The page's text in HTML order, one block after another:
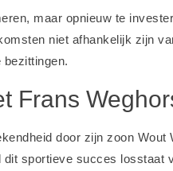
maar opnieuw te
niet afhankelijk zijn
Frans
door zijn zoon Wout
sportieve succes losstaat